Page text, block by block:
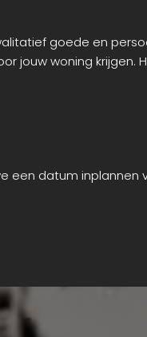
goede en
jouw woning krijgen.
een datum inplannen